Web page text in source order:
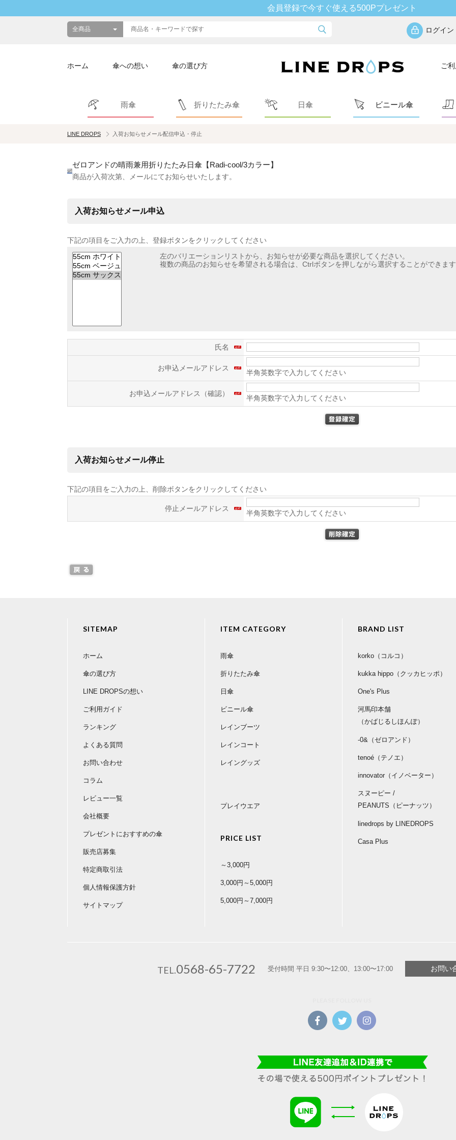
会員登録で今すぐ使える500Pプレゼント
ログイン
ホーム 傘への想い 傘の選び方 ご
雨傘 折りたたみ傘 日傘 ビニール傘
LINE DROPS 入荷お知らせメール配信申込・停止
ゼロアンドの晴雨兼用折りたたみ日傘【Radi-cool/3カラー】
商品が入荷次第、メールにてお知らせいたします。
入荷お知らせメール申込
下記の項目をご入力の上、登録ボタンをクリックしてください
左のバリエーションリストから、お知らせが必要な商品を選択してください。
複数の商品のお知らせを希望される場合は、Ctrlボタンを押しながら選択することができま
氏名
お申込メールアドレス
半角英数字で入力してください
お申込メールアドレス（確認）
半角英数字で入力してください
入荷お知らせメール停止
下記の項目をご入力の上、削除ボタンをクリックしてください
停止メールアドレス
半角英数字で入力してください
SITEMAP
ホーム
傘の選び方
LINE DROPSの想い
ご利用ガイド
ランキング
よくある質問
お問い合わせ
コラム
レビュー一覧
会社概要
プレゼントにおすすめの傘
販売店募集
特定商取引法
個人情報保護方針
サイトマップ
ITEM CATEGORY
雨傘
折りたたみ傘
日傘
ビニール傘
レインブーツ
レインコート
レイングッズ
プレイウエア
PRICE LIST
～3,000円
3,000円～5,000円
5,000円～7,000円
BRAND LIST
korko（コルコ）
kukka hippo（クッカヒッポ）
One's Plus
河馬印本舗
（かばじるしほんぽ）
-0&（ゼロアンド）
tenoé（テノエ）
innovator（イノベーター）
スヌーピー /
PEANUTS（ピーナッツ）
linedrops by LINEDROPS
Casa Plus
TEL.0568-65-7722 受付時間 平日 9:30〜12:00、13:00〜17:00 お問い